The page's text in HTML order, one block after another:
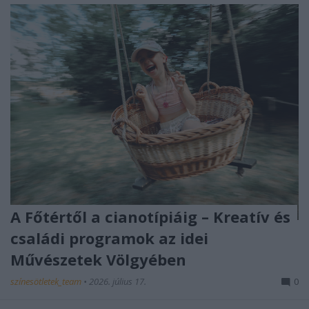
A Főtértől a cianotípiáig – Kreatív és
családi programok az idei
Művészetek Völgyében
színesötletek_team • 2026. július 17. 0